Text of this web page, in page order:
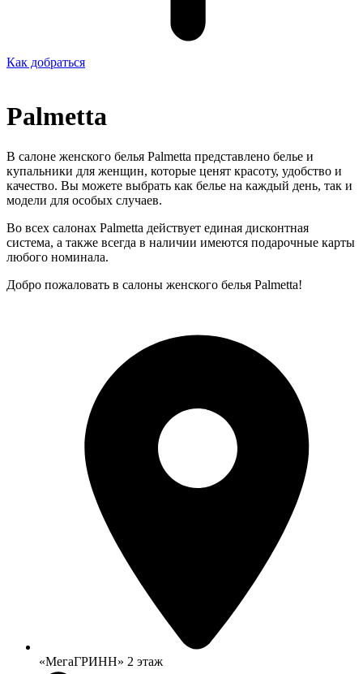
Как добраться
Palmetta
В салоне женского белья Palmetta представлено белье и
купальники для женщин, которые ценят красоту, удобство и
качество. Вы можете выбрать как белье на каждый день, так и
модели для особых случаев.
Во всех салонах Palmetta действует единая дисконтная
система, а также всегда в наличии имеются подарочные карты
любого номинала.
Добро пожаловать в салоны женского белья Palmetta!
«МегаГРИНН» 2 этаж